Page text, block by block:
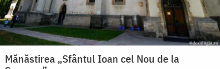
Mănăstirea „Sfântul Ioan cel Nou de la